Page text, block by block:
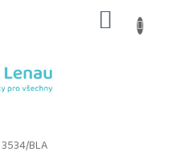
KOŠÍK
3534/BLA